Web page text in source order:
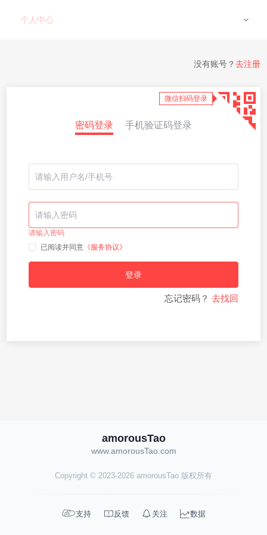
个人中心
密码登录 手机验证码登录
请输入密码
已阅读并同意 《服务协议》
登录
忘记密码？ 去找回
微信扫码登录
没有账号？ 去注册
amorousTao
www.amorousTao.com
Copyright © 2023-2026 amorousTao 版权所有
支持  反馈  关注 数据